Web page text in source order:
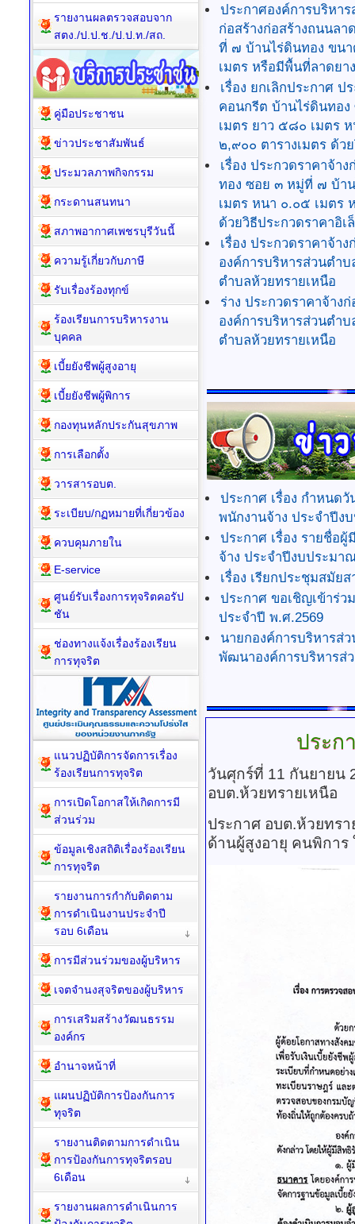
ประกาศองค์การบริหา
ก่อสร้างก่อสร้างถนนล
ที่ ๗ บ้านไร่ดินทอง ขน
เมตร หรือมีพื้นที่ลาดยา
เรื่อง ยกเลิกประกาศ
คอนกรีต บ้านไร่ดินทอ
เมตร ยาว ๕๘๐ เมตร
๒,๙๐๐ ตารางเมตร ด้ว
เรื่อง ประกวดราคาจ้า
ทอง ซอย ๓ หมู่ที่ ๗ บ้า
เมตร หนา ๐.๐๕ เมตร
ด้วยวิธีประกวดราคาอิเ
เรื่อง ประกวดราคาจ้า
องค์การบริหารส่วนตำ
ตำบลห้วยทรายเหนือ
ร่าง ประกวดราคาจ้าง
องค์การบริหารส่วนตำ
ประกาศ เรื่อง กำหนดวั
พนักงานจ้าง ประจำปีง
ประกาศ เรื่อง รายชื่อผู้
จ้าง ประจำปีงบประมา
เรื่อง เรียกประชุมสมัย
ประกาศ ขอเชิญเข้าร่
ประจำปี พ.ศ.2569
นายกองค์การบริหารส่
ประก
วันศุกร์ที่ 11 กันยายน
ประกาศ อบต.ห้วยทรา
ของ (LPA)
รายงานผลตรวจสอบจาก
สตง./ป.ป.ช./ป.ป.ท./สถ.
คู่มือประชาชน
ข่าวประชาสัมพันธ์
ประมวลภาพกิจกรรม
กระดานสนทนา
สภาพอากาศเพชรบุรีวันนี้
ความรู้เกี่ยวกับภาษี
รับเรื่องร้องทุกข์
ร้องเรียนการบริหารงาน
บุคคล
เบี้ยยังชีพผู้สูงอายุ
เบี้ยยังชีพผู้พิการ
กองทุนหลักประกันสุขภาพ
การเลือกตั้ง
วารสารอบต.
ระเบียบ/กฏหมายที่เกี่ยวข้อง
ควบคุมภายใน
E-service
ศูนย์รับเรื่องการทุจริตคอรัป
ชัน
ช่องทางแจ้งเรื่องร้องเรียน
การทุจริต
แนวปฏิบัติการจัดการเรื่อง
ร้องเรียนการทุจริต
การเปิดโอกาสให้เกิดการมี
ส่วนร่วม
ข้อมูลเชิงสถิติเรื่องร้องเรียน
การทุจริต
รายงานการกำกับติดตาม
การดำเนินงานประจำปี
รอบ 6เดือน
การมีส่วนร่วมของผู้บริหาร
เจตจำนงสุจริตของผู้บริหาร
การเสริมสร้างวัฒนธรรม
องค์กร
อำนาจหน้าที่
แผนปฏิบัติการป้องกันการ
ทุจริต
รายงานติดตามการดำเนิน
การป้องกันการทุจริตรอบ
6เดือน